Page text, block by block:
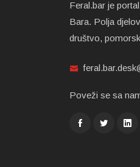
Feral.bar je
Bara. Polja
društvo,
Poveži se sa